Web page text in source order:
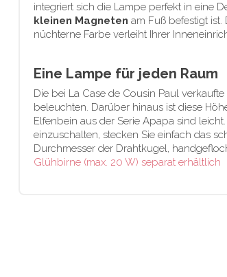
integriert sich die Lampe perfekt in eine
kleinen Magneten am Fuß befestigt
nüchterne Farbe verleiht Ihrer
Eine Lampe für jeden Raum
Die bei La Case de Cousin Paul verkaufte
beleuchten. Darüber hinaus ist diese
Elfenbein aus der Serie Apapa sind
einzuschalten, stecken Sie einfach das
Durchmesser der Drahtkugel,
Glühbirne (max. 20 W) separat erhältlich